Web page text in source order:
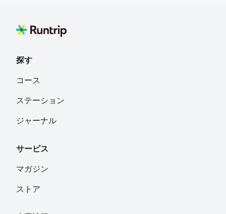
れもんさわー
探す
コース
ステーション
ジャーナル
サービス
マガジン
ストア